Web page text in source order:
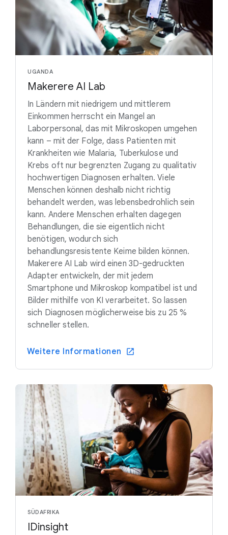
UGANDA
Makerere AI Lab
In Ländern mit niedrigem und mittlerem
Einkommen herrscht ein Mangel an
Laborpersonal, das mit Mikroskopen umgehen
kann – mit der Folge, dass Patienten mit
Krankheiten wie Malaria, Tuberkulose und
Krebs oft nur begrenzten Zugang zu qualitativ
hochwertigen Diagnosen erhalten. Viele
Menschen können deshalb nicht richtig
behandelt werden, was lebensbedrohlich sein
kann. Andere Menschen erhalten dagegen
Behandlungen, die sie eigentlich nicht
benötigen, wodurch sich
behandlungsresistente Keime bilden können.
Makerere AI Lab wird einen 3D-gedruckten
Adapter entwickeln, der mit jedem
Smartphone und Mikroskop kompatibel ist und
Bilder mithilfe von KI verarbeitet. So lassen
sich Diagnosen möglicherweise bis zu 25 %
schneller stellen.
Weitere Informationen
SÜDAFRIKA
IDinsight